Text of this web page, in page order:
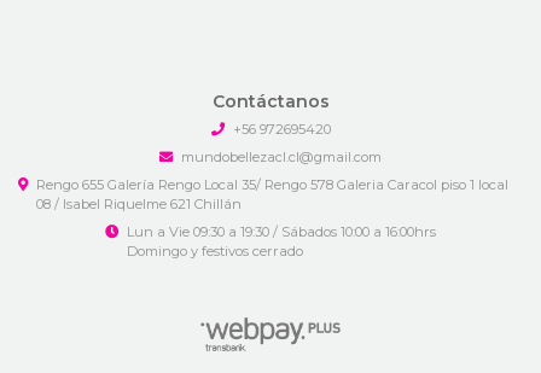
Contáctanos
+56 972695420
mundobellezacl.cl@gmail.com
Rengo 655 Galería Rengo Local 35/ Rengo 578 Galeria Caracol piso 1 local
08 / Isabel Riquelme 621 Chillán
Lun a Vie 09:30 a 19:30 / Sábados 10:00 a 16:00hrs
Domingo y festivos cerrado